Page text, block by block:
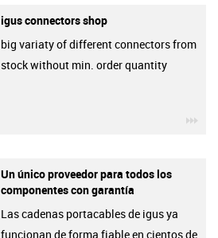
igus connectors shop
big variaty of different connectors from
stock without min. order quantity
Un único proveedor para todos los
componentes con garantía
Las cadenas portacables de igus ya
funcionan de forma fiable en cientos de